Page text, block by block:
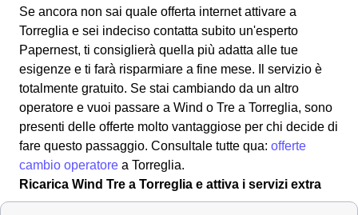
Se ancora non sai quale offerta internet attivare a
Torreglia e sei indeciso contatta subito un'esperto
Papernest, ti consiglierà quella più adatta alle tue
esigenze e ti farà risparmiare a fine mese. Il servizio è
totalmente gratuito. Se stai cambiando da un altro
operatore e vuoi passare a Wind o Tre a Torreglia, sono
presenti delle offerte molto vantaggiose per chi decide di
fare questo passaggio. Consultale tutte qua: offerte
cambio operatore a Torreglia.
Ricarica Wind Tre a Torreglia e attiva i servizi extra